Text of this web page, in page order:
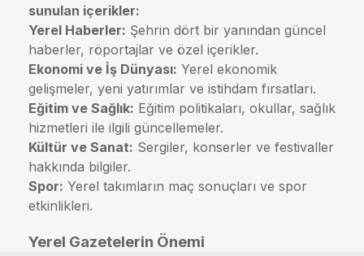
sunulan içerikler:
Yerel Haberler: Şehrin dört bir yanından güncel
haberler, röportajlar ve özel içerikler.
Ekonomi ve İş Dünyası: Yerel ekonomik
gelişmeler, yeni yatırımlar ve istihdam fırsatları.
Eğitim ve Sağlık: Eğitim politikaları, okullar, sağlık
hizmetleri ile ilgili güncellemeler.
Kültür ve Sanat: Sergiler, konserler ve festivaller
hakkında bilgiler.
Spor: Yerel takımların maç sonuçları ve spor
etkinlikleri.
Yerel Gazetelerin Önemi